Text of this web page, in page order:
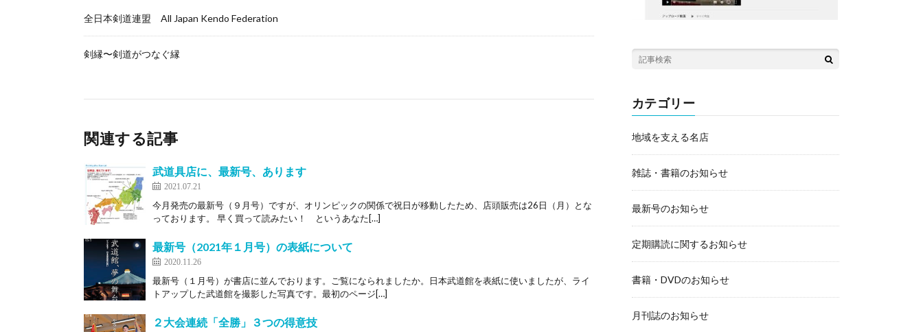
全日本剣道連盟 All Japan Kendo Federation
剣縁〜剣道がつなぐ縁
関連する記事
武道具店に、最新号、あります
2021.07.21
今月発売の最新号（９月号）ですが、オリンピックの関係で祝日が移動したため、店頭販売は26日（月）とな
っております。 早く買って読みたい！ というあなた[…]
最新号（2021年１月号）の表紙について
2020.11.26
最新号（１月号）が書店に並んでおります。ご覧になられましたか。 日本武道館を表紙に使いましたが、ライ
トアップした武道館を撮影した写真です。最初のページ[…]
２大会連続「全勝」３つの得意技
カテゴリー
地域を支える名店
雑誌・書籍のお知らせ
最新号のお知らせ
定期購読に関するお知らせ
書籍・DVDのお知らせ
月刊誌のお知らせ